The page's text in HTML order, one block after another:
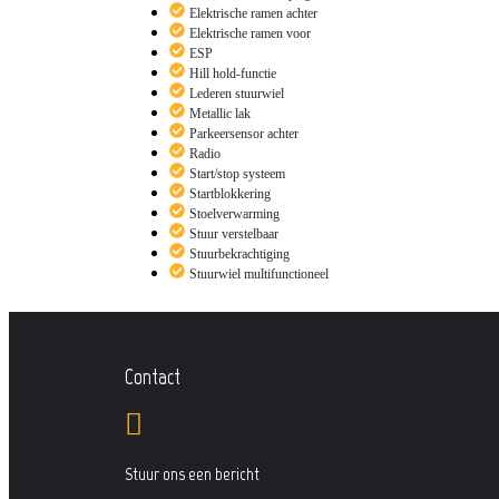
Elektrische ramen achter
Elektrische ramen voor
ESP
Hill hold-functie
Lederen stuurwiel
Metallic lak
Parkeersensor achter
Radio
Start/stop systeem
Startblokkering
Stoelverwarming
Stuur verstelbaar
Stuurbekrachtiging
Stuurwiel multifunctioneel
Contact
Stuur ons een bericht